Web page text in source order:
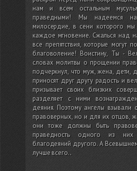
нам и всем остальным
праведными! Мы надеемся
милосердие, в сени которого
каждое мгновение. Сжалься над
все препятствия, которые могут
благоволение! Воистину, Ты -
словах молитвы о прощении
подчеркнул, что муж, жена, дети,
приносят друг другу радость и
призывает своих близких
разделяет с ними
деяния. Поэтому ангелы
правоверных, но и для их отцов,
они тоже должны быть
праведность одного из них
благодеяний другого. А
лучше всего..